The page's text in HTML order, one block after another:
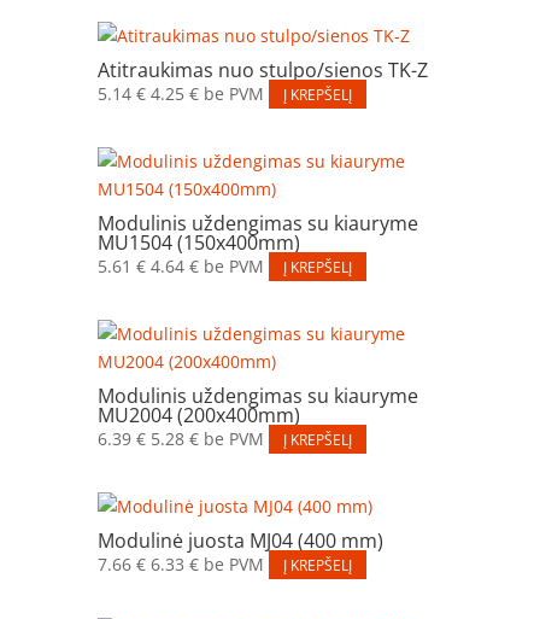
Atitraukimas nuo stulpo/sienos TK-Z
5.14 € 4.25 €be PVM Į KREPŠELĮ
Modulinis uždengimas su kiauryme
MU1504 (150x400mm)
5.61 € 4.64 €be PVM Į KREPŠELĮ
Modulinis uždengimas su kiauryme
MU2004 (200x400mm)
6.39 € 5.28 €be PVM Į KREPŠELĮ
Modulinė juosta MJ04 (400 mm)
7.66 € 6.33 €be PVM Į KREPŠELĮ